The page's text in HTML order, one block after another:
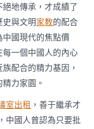
地傳承，才成績了
與文明家教的配合
國現代的焦點價
一個中國人的內心
配合的精力基因，
力家園。
室出租 ，善于繼承才
中國人曾認為只要批